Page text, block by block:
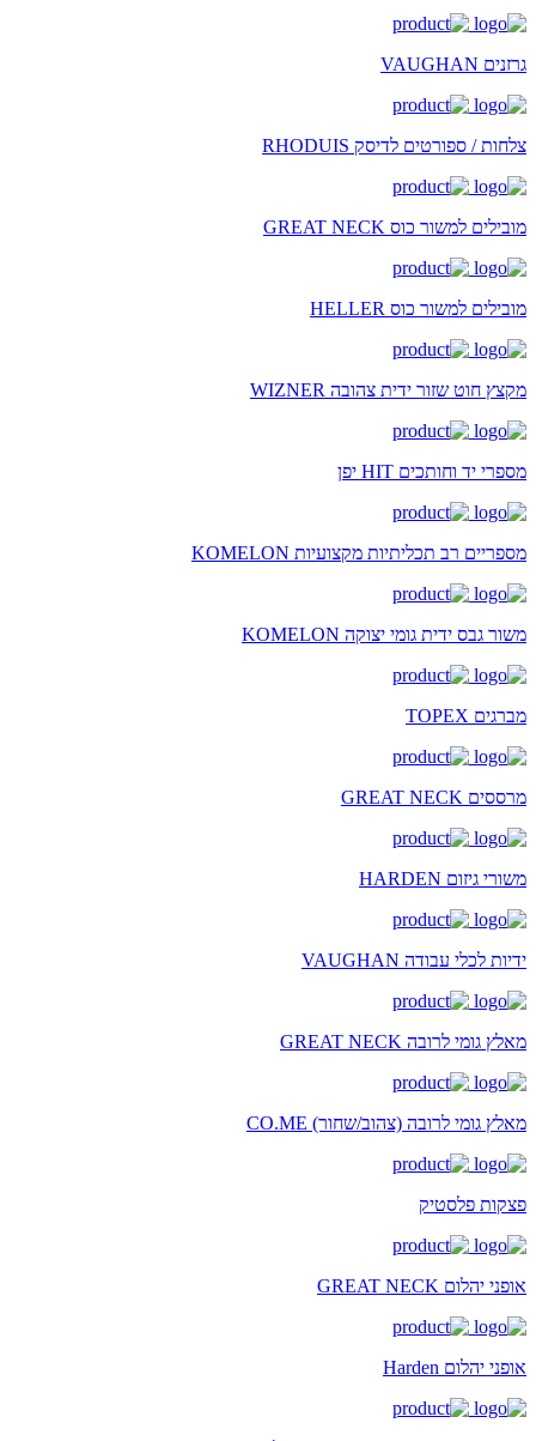
גרזנים VAUGHAN
צלחות / ספורטים לדיסק RHODUIS
מובילים למשור כוס GREAT NECK
מובילים למשור כוס HELLER
מקצץ חוט שזור ידית צהובה WIZNER
מספרי יד וחותכים HIT יפן
מספריים רב תכליתיות מקצועיות KOMELON
משור גבס ידית גומי יצוקה KOMELON
מברגים TOPEX
מרססים GREAT NECK
משורי גיזום HARDEN
ידיות לכלי עבודה VAUGHAN
מאלץ גומי לרובה GREAT NECK
מאלץ גומי לרובה (צהוב/שחור) CO.ME
פצקות פלסטיק
אופני יהלום GREAT NECK
אופני יהלום Harden